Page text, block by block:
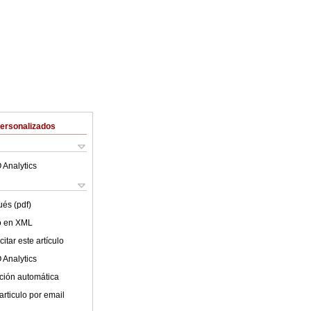
Analytics
(pdf)
en XML
este artículo
Analytics
automática
por email